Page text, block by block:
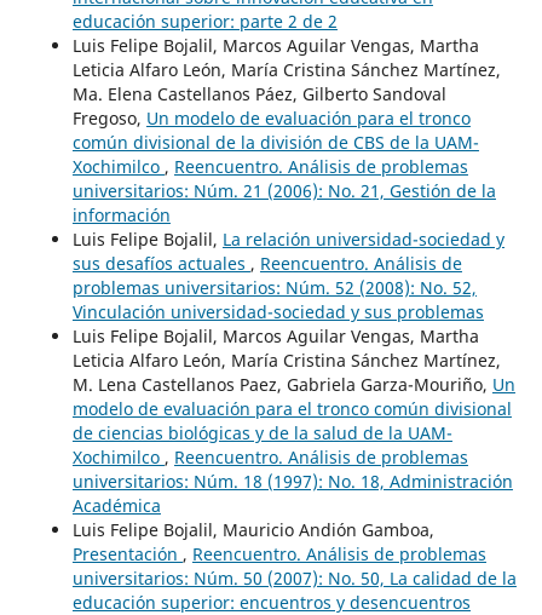
educación superior: parte 2 de 2
Luis Felipe Bojalil, Marcos Aguilar Vengas, Martha
Leticia Alfaro León, María Cristina Sánchez Martínez,
Ma. Elena Castellanos Páez, Gilberto Sandoval
Fregoso, Un modelo de evaluación para el tronco
común divisional de la división de CBS de la UAM-
Xochimilco , Reencuentro. Análisis de problemas
universitarios: Núm. 21 (2006): No. 21, Gestión de la
información
Luis Felipe Bojalil, La relación universidad-sociedad y
sus desafíos actuales , Reencuentro. Análisis de
problemas universitarios: Núm. 52 (2008): No. 52,
Vinculación universidad-sociedad y sus problemas
Luis Felipe Bojalil, Marcos Aguilar Vengas, Martha
Leticia Alfaro León, María Cristina Sánchez Martínez,
M. Lena Castellanos Paez, Gabriela Garza-Mouriño, Un
modelo de evaluación para el tronco común divisional
de ciencias biológicas y de la salud de la UAM-
Xochimilco , Reencuentro. Análisis de problemas
universitarios: Núm. 18 (1997): No. 18, Administración
Académica
Luis Felipe Bojalil, Mauricio Andión Gamboa,
Presentación , Reencuentro. Análisis de problemas
universitarios: Núm. 50 (2007): No. 50, La calidad de la
educación superior: encuentros y desencuentros